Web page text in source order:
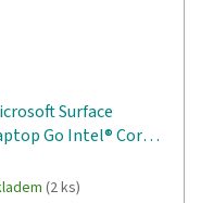
Surface
Go Intel® Core™
Dotyková
(2 ks)